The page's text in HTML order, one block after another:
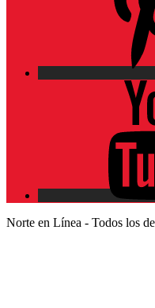
Norte en Línea - Todos los